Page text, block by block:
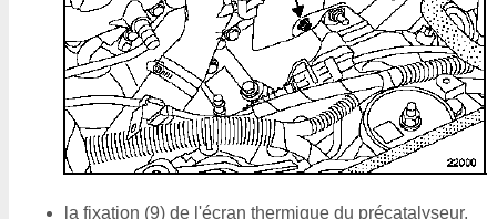
la fixation (9) de l'écran thermique du précatalyseur,